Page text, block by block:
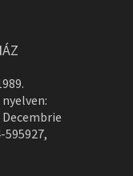
595927,